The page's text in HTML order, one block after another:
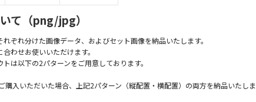
て（png/jpg）
ぞれ分けた画像データ、およびセット画像を納品いたします。
わせお使いいただけます。
は以下の2パターンをご用意しております。
購入いただいた場合、上記2パターン（縦配置・横配置）の両方を納品いたしま